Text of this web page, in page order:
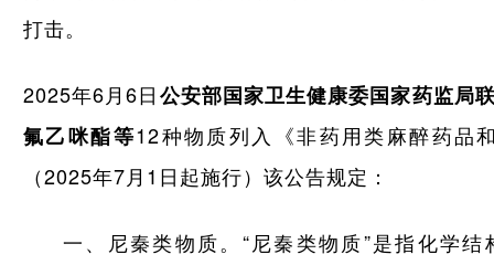
打击。
2025年6月6日公安部国家卫生健康委国家药监局
氟乙咪酯等12种物质列入《非药用类麻醉药品
（2025年7月1日起施行）该公告规定：
一、尼秦类物质。“尼秦类物质”是指化学